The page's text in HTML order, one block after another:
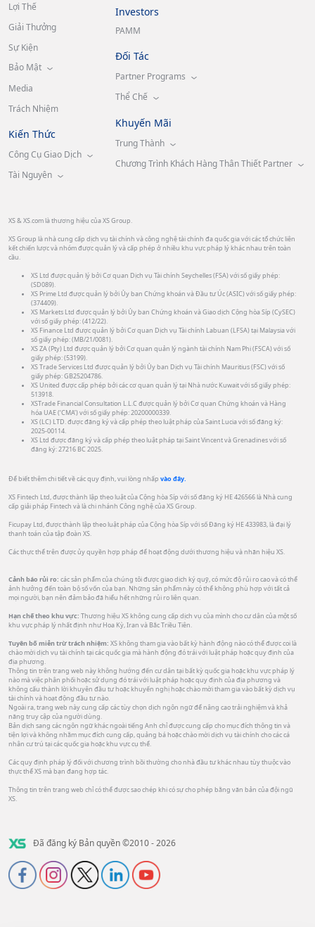
Lợi Thế
Giải Thưởng
Sự Kiện
Bảo Mật
Media
Trách Nhiệm
Kiến Thức
Công Cụ Giao Dịch
Tài Nguyên
Investors
PAMM
Đối Tác
Partner Programs
Thể Chế
Khuyến Mãi
Trung Thành
Chương Trình Khách Hàng Thân Thiết Partner
XS & XS.com là thương hiệu của XS Group.
XS Group là nhà cung cấp dịch vụ tài chính và công nghệ tài chính đa quốc gia với các tổ chức liên
kết chiến lược và nhóm được quản lý và cấp phép ở nhiều khu vực pháp lý khác nhau trên toàn
cầu.
XS Ltd được quản lý bởi Cơ quan Dịch vụ Tài chính Seychelles (FSA) với số giấy phép:
(SD089).
XS Prime Ltd được quản lý bởi Ủy ban Chứng khoán và Đầu tư Úc (ASIC) với số giấy phép:
(374409).
XS Markets Ltd được quản lý bởi Ủy ban Chứng khoán và Giao dịch Cộng hòa Síp (CySEC)
với số giấy phép: (412/22).
XS Finance Ltd được quản lý bởi Cơ quan Dịch vụ Tài chính Labuan (LFSA) tại Malaysia với
số giấy phép: (MB/21/0081).
XS ZA (Pty) Ltd được quản lý bởi Cơ quan quản lý ngành tài chính Nam Phi (FSCA) với số
giấy phép: (53199).
XS Trade Services Ltd được quản lý bởi Ủy ban Dịch vụ Tài chính Mauritius (FSC) với số
giấy phép: GB25204786.
XS United được cấp phép bởi các cơ quan quản lý tại Nhà nước Kuwait với số giấy phép:
513918.
XSTrade Financial Consultation L.L.C được quản lý bởi Cơ quan Chứng khoán và Hàng
hóa UAE (‘CMA’) với số giấy phép: 20200000339.
XS (LC) LTD. được đăng ký và cấp phép theo luật pháp của Saint Lucia với số đăng ký:
2025-00114.
XS Ltd được đăng ký và cấp phép theo luật pháp tại Saint Vincent và Grenadines với số
đăng ký: 27216 BC 2025.
Để biết thêm chi tiết về các quy định, vui lòng nhấp vào đây.
XS Fintech Ltd, được thành lập theo luật của Cộng hòa Síp với số đăng ký HE 426566 là Nhà cung
cấp giải pháp Fintech và là chi nhánh Công nghệ của XS Group.
Ficupay Ltd, được thành lập theo luật pháp của Cộng hòa Síp với số Đăng ký HE 433983, là đại lý
thanh toán của tập đoàn XS.
Các thực thể trên được ủy quyền hợp pháp để hoạt động dưới thương hiệu và nhãn hiệu XS.
Cảnh báo rủi ro: các sản phẩm của chúng tôi được giao dịch ký quỹ, có mức độ rủi ro cao và có thể
ảnh hưởng đến toàn bộ số vốn của bạn. Những sản phẩm này có thể không phù hợp với tất cả
mọi người, bạn nên đảm bảo đã hiểu hết những rủi ro liên quan.
Hạn chế theo khu vực: Thương hiệu XS không cung cấp dịch vụ của mình cho cư dân của một số
khu vực pháp lý nhất định như Hoa Kỳ, Iran và Bắc Triều Tiên.
Tuyên bố miễn trừ trách nhiệm: XS không tham gia vào bất kỳ hành động nào có thể được coi là
chào mời dịch vụ tài chính tại các quốc gia mà hành động đó trái với luật pháp hoặc quy định của
địa phương.
Thông tin trên trang web này không hướng đến cư dân tại bất kỳ quốc gia hoặc khu vực pháp lý
nào mà việc phân phối hoặc sử dụng đó trái với luật pháp hoặc quy định của địa phương và
không cấu thành lời khuyên đầu tư hoặc khuyến nghị hoặc chào mời tham gia vào bất kỳ dịch vụ
tài chính và hoạt động đầu tư nào.
Ngoài ra, trang web này cung cấp các tùy chọn dịch ngôn ngữ để nâng cao trải nghiệm và khả
năng truy cập của người dùng.
Bản dịch sang các ngôn ngữ khác ngoài tiếng Anh chỉ được cung cấp cho mục đích thông tin và
tiện lợi và không nhằm mục đích cung cấp, quảng bá hoặc chào mời dịch vụ tài chính cho các cá
nhân cư trú tại các quốc gia hoặc khu vực cụ thể.
Các quy định pháp lý đối với chương trình bồi thường cho nhà đầu tư khác nhau tùy thuộc vào
thực thể XS mà bạn đang hợp tác.
Thông tin trên trang web chỉ có thể được sao chép khi có sự cho phép bằng văn bản của đội ngũ
XS.
Đã đăng ký Bản quyền ©2010 - 2026